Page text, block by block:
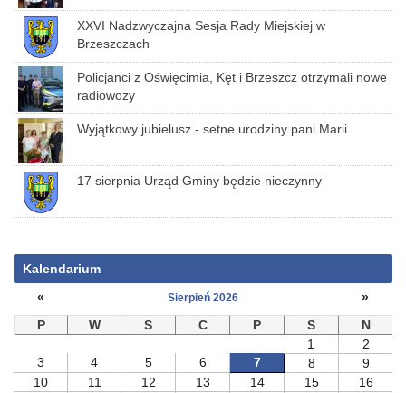
XXVI Nadzwyczajna Sesja Rady Miejskiej w
Brzeszczach
Policjanci z Oświęcimia, Kęt i Brzeszcz otrzymali nowe
radiowozy
Wyjątkowy jubielusz - setne urodziny pani Marii
17 sierpnia Urząd Gminy będzie nieczynny
Kalendarium
«
Sierpień 2026
»
P
W S C P S
N
1
2
3
4 5 6 7 8
9
10
11 12 13 14 15
16